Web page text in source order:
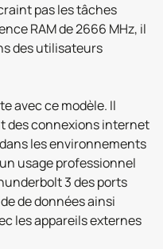
pas les tâches
RAM de 2666 MHz, il
des utilisateurs
avec ce modèle. Il
des connexions internet
les environnements
usage professionnel
3 des ports
de données ainsi
les appareils externes